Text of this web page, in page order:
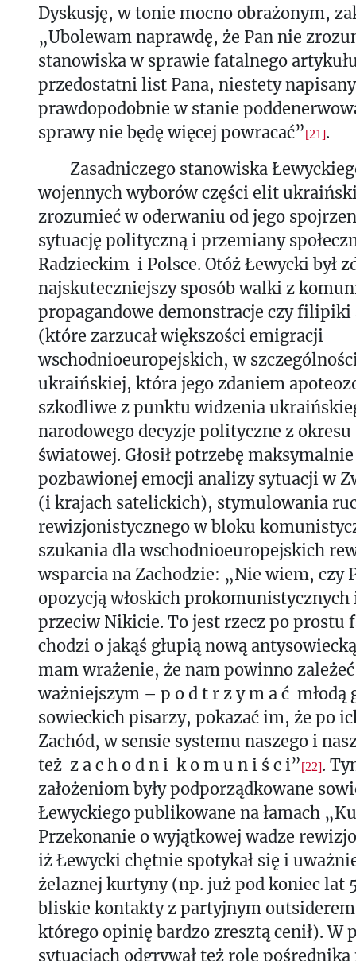
Dyskusję, w tonie mocno obrażonym,
„Ubolewam naprawdę, że Pan nie
stanowiska w sprawie fatalnego
przedostatni list Pana, niestety
prawdopodobnie w stanie
sprawy nie będę więcej powracać”[21].
Zasadniczego stanowiska
wojennych wyborów części elit
zrozumieć w oderwaniu od jego
sytuację polityczną i przemiany
Radzieckim i Polsce. Otóż Łewycki był
najskuteczniejszy sposób walki z
propagandowe demonstracje czy
(które zarzucał większości emigracji
wschodnioeuropejskich, w
ukraińskiej, która jego zdaniem
szkodliwe z punktu widzenia
narodowego decyzje polityczne z
światowej. Głosił potrzebę
pozbawionej emocji analizy sytuacji w
(i krajach satelickich), stymulowania
rewizjonistycznego w bloku
szukania dla wschodnioeuropejskich
wsparcia na Zachodzie: „Nie wiem, czy
opozycją włoskich
przeciw Nikicie. To jest rzecz po prostu
chodzi o jakąś głupią nową
mam wrażenie, że nam powinno
ważniejszym – p o d t r z y m a ć młodą
sowieckich pisarzy, pokazać im, że po
Zachód, w sensie systemu naszego i
też z a c h o d n i k o m u n i ś c i”[22].
założeniom były podporządkowane
Łewyckiego publikowane na łamach
Przekonanie o wyjątkowej wadze
iż Łewycki chętnie spotykał się i
żelaznej kurtyny (np. już pod koniec lat
bliskie kontakty z partyjnym
którego opinię bardzo zresztą cenił). W
sytuacjach odgrywał też rolę